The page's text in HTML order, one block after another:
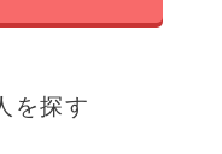
を探す